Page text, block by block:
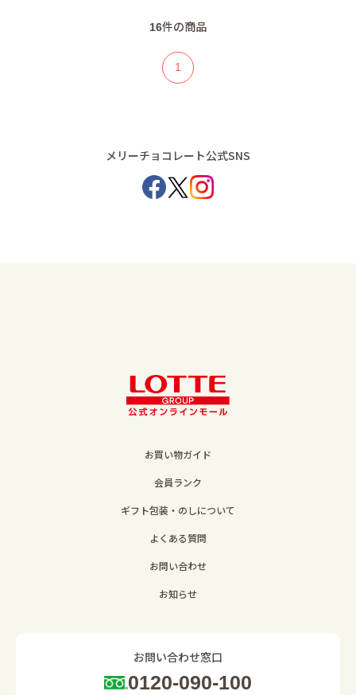
16件の商品
1
メリーチョコレート公式SNS
お買い物ガイド
会員ランク
ギフト包装・のしについて
よくある質問
お問い合わせ
お知らせ
お問い合わせ窓口
0120-090-100